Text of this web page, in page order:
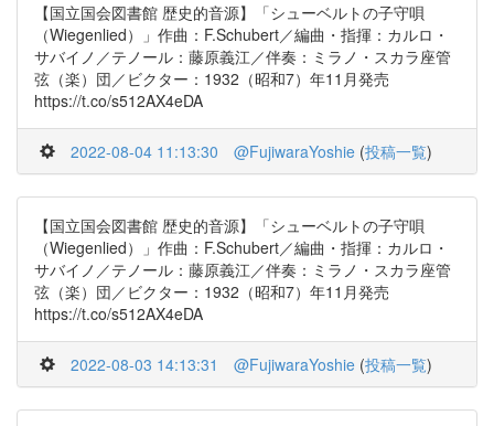
【国立国会図書館 歴史的音源】「シューベルトの子守唄
（Wiegenlied）」作曲：F.Schubert／編曲・指揮：カルロ・
サバイノ／テノール：藤原義江／伴奏：ミラノ・スカラ座管
弦（楽）団／ビクター：1932（昭和7）年11月発売
https://t.co/s512AX4eDA
2022-08-04 11:13:30 @FujiwaraYoshie (投稿一覧)
【国立国会図書館 歴史的音源】「シューベルトの子守唄
（Wiegenlied）」作曲：F.Schubert／編曲・指揮：カルロ・
サバイノ／テノール：藤原義江／伴奏：ミラノ・スカラ座管
弦（楽）団／ビクター：1932（昭和7）年11月発売
https://t.co/s512AX4eDA
2022-08-03 14:13:31 @FujiwaraYoshie (投稿一覧)